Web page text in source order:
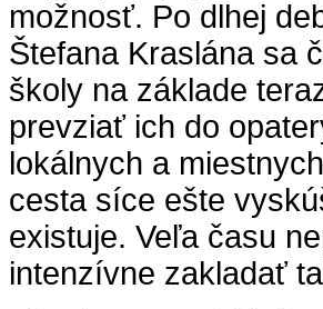
možnosť. Po dlhej
Štefana Kraslána sa
školy na základe
prevziať ich do
lokálnych a
cesta síce ešte
existuje. Veľa času
intenzívne zakladať